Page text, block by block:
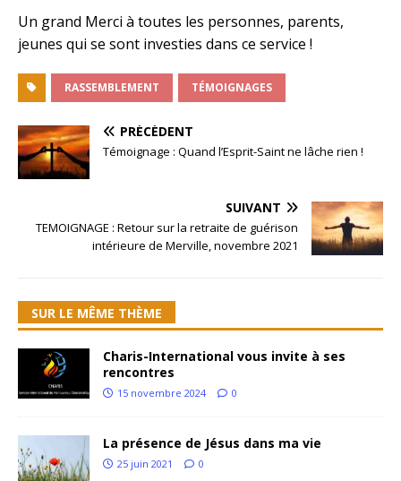
Un grand Merci à toutes les personnes, parents,
jeunes qui se sont investies dans ce service !
RASSEMBLEMENT TÉMOIGNAGES
PRÉCÉDENT
Témoignage : Quand l’Esprit-Saint ne lâche rien !
SUIVANT
TEMOIGNAGE : Retour sur la retraite de guérison
intérieure de Merville, novembre 2021
SUR LE MÊME THÈME
Charis-International vous invite à ses
rencontres
15 novembre 2024 0
La présence de Jésus dans ma vie
25 juin 2021 0